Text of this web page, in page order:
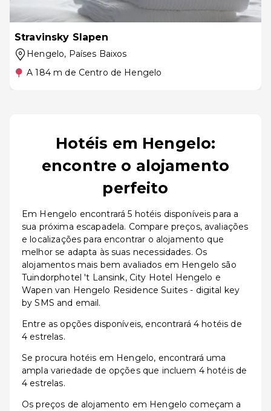
Stravinsky Slapen
Hengelo, Países Baixos
A 184 m de Centro de Hengelo
Hotéis em Hengelo:
encontre o alojamento
perfeito
Em Hengelo encontrará 5 hotéis disponíveis para a
sua próxima escapadela. Compare preços, avaliações
e localizações para encontrar o alojamento que
melhor se adapta às suas necessidades. Os
alojamentos mais bem avaliados em Hengelo são
Tuindorphotel 't Lansink, City Hotel Hengelo e
Wapen van Hengelo Residence Suites - digital key
by SMS and email.
Entre as opções disponíveis, encontrará 4 hotéis de
4 estrelas.
Se procura hotéis em Hengelo, encontrará uma
ampla variedade de opções que incluem 4 hotéis de
4 estrelas.
Os preços de alojamento em Hengelo começam a